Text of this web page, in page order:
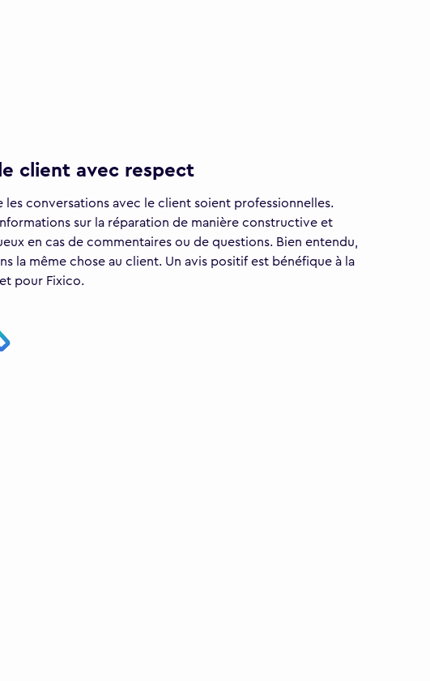
client avec respect
les conversations avec le client soient professionnelles.
sur la réparation de manière constructive et
en cas de commentaires ou de questions. Bien entendu,
la même chose au client. Un avis positif est bénéfique à la
pour Fixico.